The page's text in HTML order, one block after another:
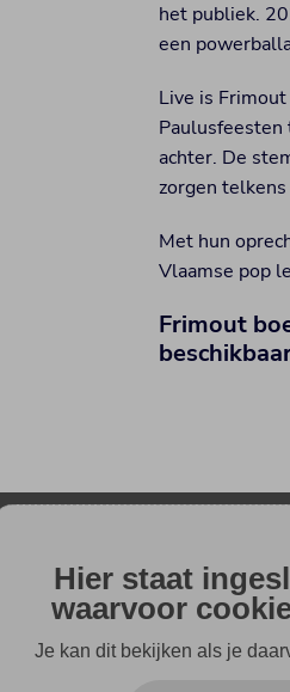
het publiek.
een
Live is
achter. De
zorgen
Met hun
Vlaamse pop
Frimout
Hier staat
waarvoor
Je kan dit bekijken als je